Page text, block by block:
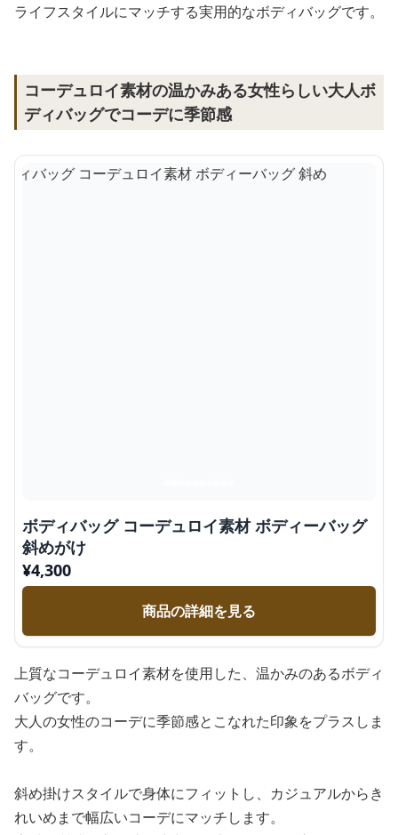
ライフスタイルにマッチする実用的なボディバッグです。
コーデュロイ素材の温かみある女性らしい大人ボ
ディバッグでコーデに季節感
ボディバッグ コーデュロイ素材 ボディーバッグ
斜めがけ
¥4,300
商品の詳細を見る
上質なコーデュロイ素材を使用した、温かみのあるボディ
バッグです。
大人の女性のコーデに季節感とこなれた印象をプラスしま
す。
斜め掛けスタイルで身体にフィットし、カジュアルからき
れいめまで幅広いコーデにマッチします。